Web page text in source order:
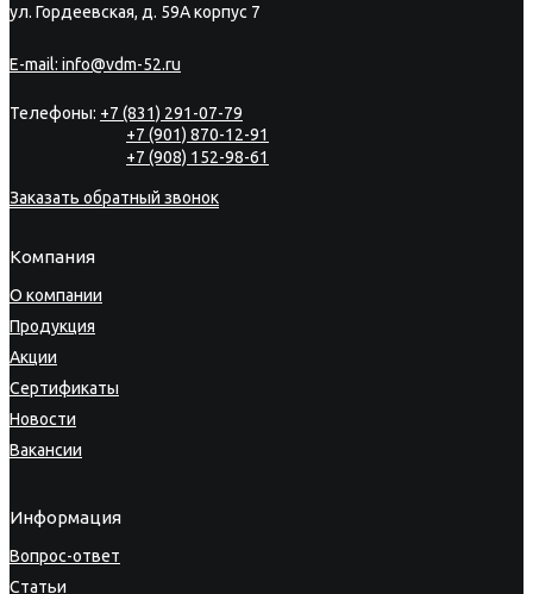
ул. Гордеевская, д. 59А корпус 7
E-mail: info@vdm-52.ru
Телефоны: +7 (831) 291-07-79
+7 (901) 870-12-91
+7 (908) 152-98-61
Заказать обратный звонок
Компания
О компании
Продукция
Акции
Сертификаты
Новости
Вакансии
Информация
Вопрос-ответ
Статьи